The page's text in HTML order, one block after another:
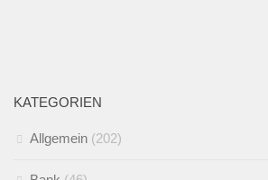
KATEGORIEN
Allgemein (202)